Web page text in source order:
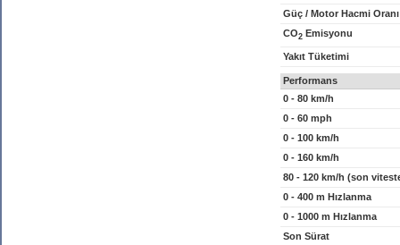
Güç / Motor Hacmi Oranı
CO2 Emisyonu
Yakıt Tüketimi
Performans
0 - 80 km/h
0 - 60 mph
0 - 100 km/h
0 - 160 km/h
80 - 120 km/h (son
0 - 400 m Hızlanma
0 - 1000 m Hızlanma
Son Sürat